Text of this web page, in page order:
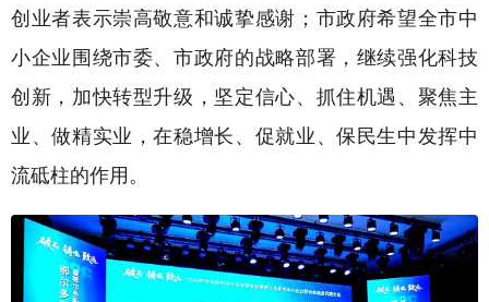
创业者表示崇高敬意和诚挚感谢；市政府希望全市中
小企业围绕市委、市政府的战略部署，继续强化科技
创新，加快转型升级，坚定信心、抓住机遇、聚焦主
业、做精实业，在稳增长、促就业、保民生中发挥中
流砥柱的作用。